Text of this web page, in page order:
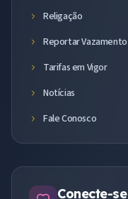
Religação
Reportar Vazamento
Tarifas em Vigor
Notícias
Fale Conosco
Conecte-se